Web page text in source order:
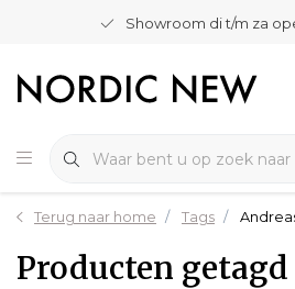
Showroom di t/m za
Terug naar home Tags
Producten